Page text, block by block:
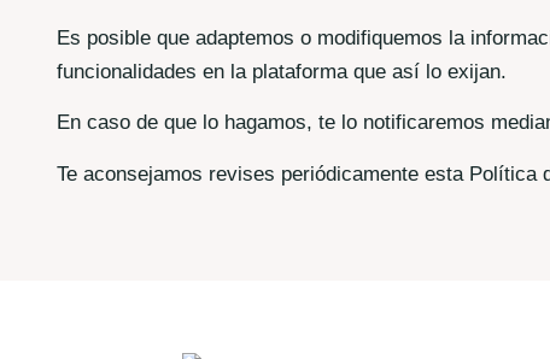
Es posible que adaptemos o modifiquemos la
funcionalidades en la plataforma que así lo exijan.
En caso de que lo hagamos, te lo notificaremos
Te aconsejamos revises periódicamente esta Política